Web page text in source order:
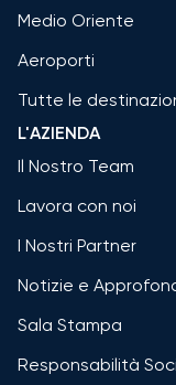
Medio Oriente
Aeroporti
Tutte le
L'AZIENDA
Il Nostro Team
Lavora con noi
I Nostri Partner
Notizie e
Sala Stampa
Responsabilità